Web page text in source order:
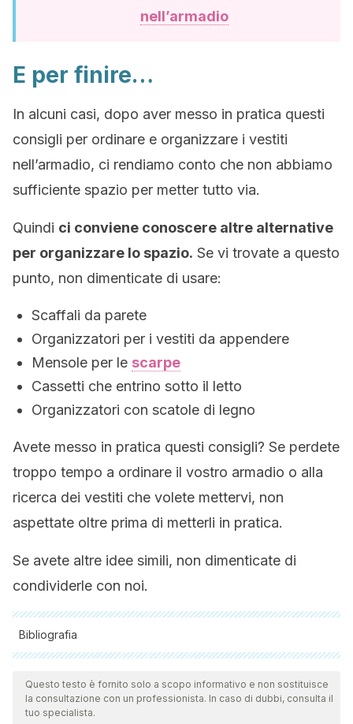
nell’armadio
E per finire…
In alcuni casi, dopo aver messo in pratica questi
consigli per ordinare e organizzare i vestiti
nell’armadio, ci rendiamo conto che non abbiamo
sufficiente spazio per metter tutto via.
Quindi ci conviene conoscere altre alternative
per organizzare lo spazio. Se vi trovate a questo
punto, non dimenticate di usare:
Scaffali da parete
Organizzatori per i vestiti da appendere
Mensole per le scarpe
Cassetti che entrino sotto il letto
Organizzatori con scatole di legno
Avete messo in pratica questi consigli? Se perdete
troppo tempo a ordinare il vostro armadio o alla
ricerca dei vestiti che volete mettervi, non
aspettate oltre prima di metterli in pratica.
Se avete altre idee simili, non dimenticate di
condividerle con noi.
Bibliografia
Tutte le fonti citate sono state esaminate a fondo dal nostro
team per garantirne la qualità, l'affidabilità, l'attualità e la
validità. La bibliografia di questo articolo è stata considerata
Questo testo è fornito solo a scopo informativo e non sostituisce
la consultazione con un professionista. In caso di dubbi, consulta il
tuo specialista.